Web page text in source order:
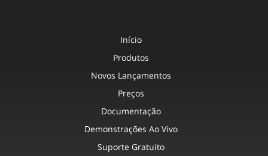
Início
Produtos
Novos Lançamentos
Preços
Documentação
Demonstrações Ao Vivo
Suporte Gratuito